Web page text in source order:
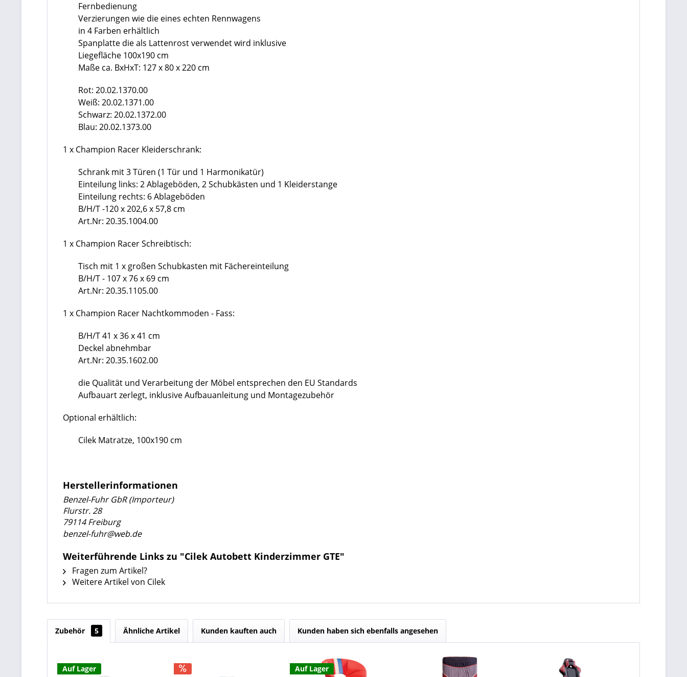
Fernbedienung
Verzierungen wie die eines echten Rennwagens
in 4 Farben erhältlich
Spanplatte die als Lattenrost verwendet wird inklusive
Liegefläche 100x190 cm
Maße ca. BxHxT: 127 x 80 x 220 cm
Rot: 20.02.1370.00
Weiß: 20.02.1371.00
Schwarz: 20.02.1372.00
Blau: 20.02.1373.00
1 x Champion Racer Kleiderschrank:
Schrank mit 3 Türen (1 Tür und 1 Harmonikatür)
Einteilung links: 2 Ablageböden, 2 Schubkästen und 1 Kleiderstange
Einteilung rechts: 6 Ablageböden
B/H/T -120 x 202,6 x 57,8 cm
Art.Nr: 20.35.1004.00
1 x Champion Racer Schreibtisch:
Tisch mit 1 x großen Schubkasten mit Fächereinteilung
B/H/T - 107 x 76 x 69 cm
Art.Nr: 20.35.1105.00
1 x Champion Racer Nachtkommoden - Fass:
B/H/T 41 x 36 x 41 cm
Deckel abnehmbar
Art.Nr: 20.35.1602.00
die Qualität und Verarbeitung der Möbel entsprechen den EU Standards
Aufbauart zerlegt, inklusive Aufbauanleitung und Montagezubehör
Optional erhältlich:
Cilek Matratze, 100x190 cm
Herstellerinformationen
Benzel-Fuhr GbR (Importeur)
Flurstr. 28
79114 Freiburg
benzel-fuhr@web.de
Weiterführende Links zu "Cilek Autobett Kinderzimmer GTE"
Fragen zum Artikel?
Weitere Artikel von Cilek
Zubehör 5 Ähnliche Artikel Kunden kauften auch Kunden haben sich ebenfalls angesehen
Auf Lager Auf Lager